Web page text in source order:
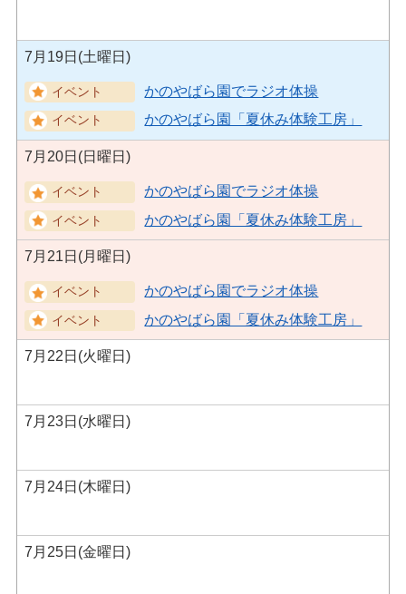
7月19日(土曜日)
かのやばら園でラジオ体操
かのやばら園「夏休み体験工房」
7月20日(日曜日)
かのやばら園でラジオ体操
かのやばら園「夏休み体験工房」
7月21日(月曜日)
かのやばら園でラジオ体操
かのやばら園「夏休み体験工房」
7月22日(火曜日)
7月23日(水曜日)
7月24日(木曜日)
7月25日(金曜日)